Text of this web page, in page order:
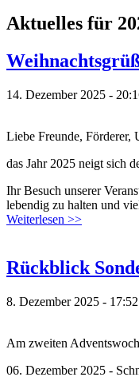
Aktuelles für
14. Dezember 2025 -
Liebe Freunde, Förderer,
das Jahr 2025 neigt sich
Ihr Besuch unserer
lebendig zu halten und
Weiterlesen >>
Rückblick
8. Dezember 2025 - 17:52
Am zweiten
06. Dezember 2025 -